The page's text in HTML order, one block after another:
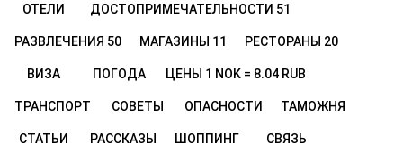
ОТЕЛИ ДОСТОПРИМЕЧАТЕЛЬНОСТИ 51
РАЗВЛЕЧЕНИЯ 50 МАГАЗИНЫ 11 РЕСТОРАНЫ 20
ВИЗА ПОГОДА ЦЕНЫ 1 NOK = 8.04 RUB
ТРАНСПОРТ СОВЕТЫ ОПАСНОСТИ ТАМОЖНЯ
СТАТЬИ РАССКАЗЫ ШОППИНГ СВЯЗЬ